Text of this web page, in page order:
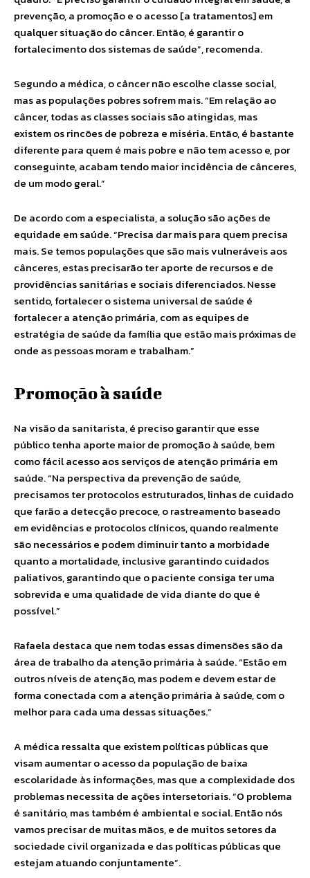
prevenção, a promoção e o acesso [a tratamentos] em
qualquer situação do câncer. Então, é garantir o
fortalecimento dos sistemas de saúde”, recomenda.
Segundo a médica, o câncer não escolhe classe social,
mas as populações pobres sofrem mais. “Em relação ao
câncer, todas as classes sociais são atingidas, mas
existem os rincões de pobreza e miséria. Então, é bastante
diferente para quem é mais pobre e não tem acesso e, por
conseguinte, acabam tendo maior incidência de cânceres,
de um modo geral.”
De acordo com a especialista, a solução são ações de
equidade em saúde. “Precisa dar mais para quem precisa
mais. Se temos populações que são mais vulneráveis aos
cânceres, estas precisarão ter aporte de recursos e de
providências sanitárias e sociais diferenciados. Nesse
sentido, fortalecer o sistema universal de saúde é
fortalecer a atenção primária, com as equipes de
estratégia de saúde da família que estão mais próximas de
onde as pessoas moram e trabalham.”
Promoção à saúde
Na visão da sanitarista, é preciso garantir que esse
público tenha aporte maior de promoção à saúde, bem
como fácil acesso aos serviços de atenção primária em
saúde. “Na perspectiva da prevenção de saúde,
precisamos ter protocolos estruturados, linhas de cuidado
que farão a detecção precoce, o rastreamento baseado
em evidências e protocolos clínicos, quando realmente
são necessários e podem diminuir tanto a morbidade
quanto a mortalidade, inclusive garantindo cuidados
paliativos, garantindo que o paciente consiga ter uma
sobrevida e uma qualidade de vida diante do que é
possível.”
Rafaela destaca que nem todas essas dimensões são da
área de trabalho da atenção primária à saúde. “Estão em
outros níveis de atenção, mas podem e devem estar de
forma conectada com a atenção primária à saúde, com o
melhor para cada uma dessas situações.”
A médica ressalta que existem políticas públicas que
visam aumentar o acesso da população de baixa
escolaridade às informações, mas que a complexidade dos
problemas necessita de ações intersetoriais. “O problema
é sanitário, mas também é ambiental e social. Então nós
vamos precisar de muitas mãos, e de muitos setores da
sociedade civil organizada e das políticas públicas que
estejam atuando conjuntamente”.